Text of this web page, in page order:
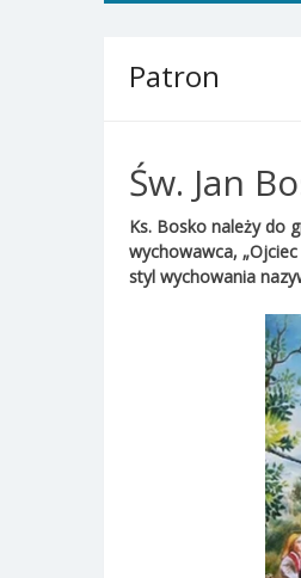
Patron
Św. Jan
Ks. Bosko należy do
wychowawca,
styl wychowania